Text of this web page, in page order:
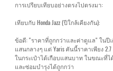
การเปรียบเทียบอย่างตรงไปตรงมา:
เทียบกับ Honda Jazz (ปีใกล้เคียงกัน):
ข้อดี: "ราคาที่ถูกกว่าและค่าดูแล" ในปีเ
แสนกลางๆ แต่ Yaris คันนี้ราคาเพียง
ในกระเป๋าได้เกือบแสนบาท ในขณะที่
และซ่อมบำรุงได้ถูกกว่า